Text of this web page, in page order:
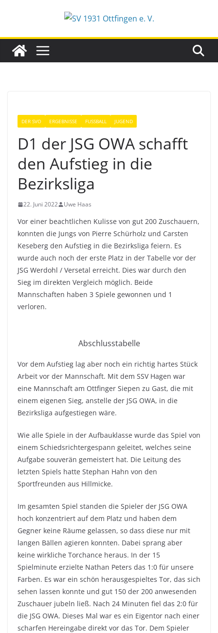
DER SVO ERGEBNISSE FUSSBALL JUGEND
D1 der JSG OWA schafft
den Aufstieg in die
Bezirksliga
22. Juni 2022 Uwe Haas
Vor einer beachtlichen Kulisse von gut 200 Zuschauern,
konnten die Jungs von Pierre Schürholz und Carsten
Keseberg den Aufstieg in die Bezirksliga feiern. Es
wurde auch noch der erste Platz in der Tabelle vor der
JSG Werdohl / Versetal erreicht. Dies war durch den
Sieg im direkten Vergleich möglich. Beide
Mannschaften haben 3 Spiele gewonnen und 1
verloren.
Abschlusstabelle
Vor dem Aufstieg lag aber noch ein richtig hartes Stück
Arbeit vor der Mannschaft. Mit dem SSV Hagen war
eine Mannschaft am Ottfinger Siepen zu Gast, die mit
einem eigenen Sieg, anstelle der JSG OWA, in die
Bezirksliga aufgestiegen wäre.
Wie alle Spiele in der Aufbauklasse wurde das Spiel von
einem Schiedsrichtergespann geleitet, welches seine
Aufgabe souverän gemeistert hat. Die Leitung des
letzten Spiels hatte Stephan Hahn von den
Sportfreunden aus Hillmicke.
Im gesamten Spiel standen die Spieler der JSG OWA
hoch konzentriert auf dem Platz und haben dem
Gegner keine Räume gelassen, so dass diese nur mit
langen Bällen agieren konnten. Dabei sprang aber
keine wirkliche Torchance heraus. In der 15
Spielminute erzielte Nathan Peters das 1:0 für unsere
Farben. Es war ein schön herausgespieltes Tor, das sich
sehen lassen konnte und gut 150 der 200 anwesenden
Zuschauer jubeln ließ. Nach 24 Minuten fiel das 2:0 für
die JSG OWA. Dieses Mal war es ein Eigentor nach einer
scharfen Hereingabe direkt vor das Tor. Dem Spieler